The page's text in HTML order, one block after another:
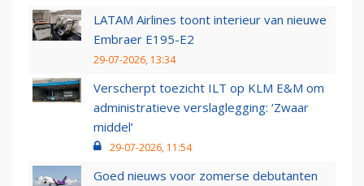
LATAM Airlines toont interieur van nieuwe
Embraer E195-E2
29-07-2026, 13:34
Verscherpt toezicht ILT op KLM E&M om
administratieve verslaglegging: ‘Zwaar
middel’
29-07-2026, 11:54
Goed nieuws voor zomerse debutanten